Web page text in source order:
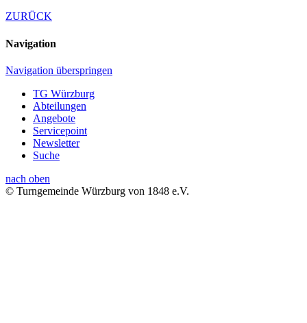
ZURÜCK
Navigation
Navigation überspringen
TG Würzburg
Abteilungen
Angebote
Servicepoint
Newsletter
Suche
nach oben
© Turngemeinde Würzburg von 1848 e.V.